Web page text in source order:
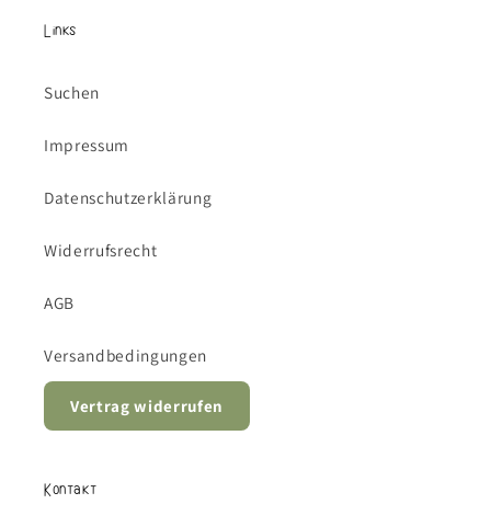
Links
Suchen
Impressum
Datenschutzerklärung
Widerrufsrecht
AGB
Versandbedingungen
Vertrag widerrufen
Kontakt